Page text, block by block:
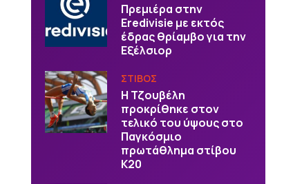
Πρεμιέρα στην
Eredivisie με εκτός
έδρας θρίαμβο για την
Εξέλσιορ
ΣΤΙΒΟΣ
Η Τζουβέλη
προκρίθηκε στον
τελικό του ύψους στο
Παγκόσμιο
πρωτάθλημα στίβου
Κ20